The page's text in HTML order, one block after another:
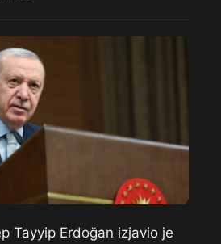
Tayyip Erdoğan izjavio je